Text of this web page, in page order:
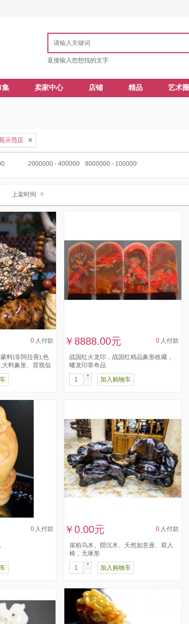
直接输入您想找的文字
集 卖家中心 店铺 精品 艺术圈
示范店
2000000 - 4000000 8000000 - 10000000
上架时间
0 人付款
料(非阿拉善),色
大料象形、背视似
放...
￥8888.00元 0 人付款
战国红火龙印，战国红精品象形收藏，
蟠龙印章奇品
+
-
加入购物车
0 人付款 ￥0.00元 0 人付款
崖柏乌木、阴沉木、天然如意座、双人
椅，无琢形
+
-
加入购物车